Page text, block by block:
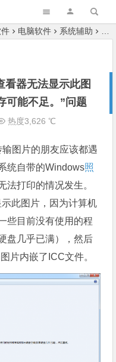
电脑软件 系统辅助
器无法显示此图
可能不足。”问题
热度3,626 ℃
图片的朋友应该都遇
统自带的Windows照
法打印的情况发生。
此图片，因为计算机
些目前没有使用的程
盘几乎已满），然后
片内嵌了ICC文件。